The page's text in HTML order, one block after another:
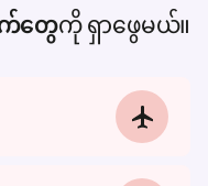
က်တွေကို ရှာဖွေမယ်။